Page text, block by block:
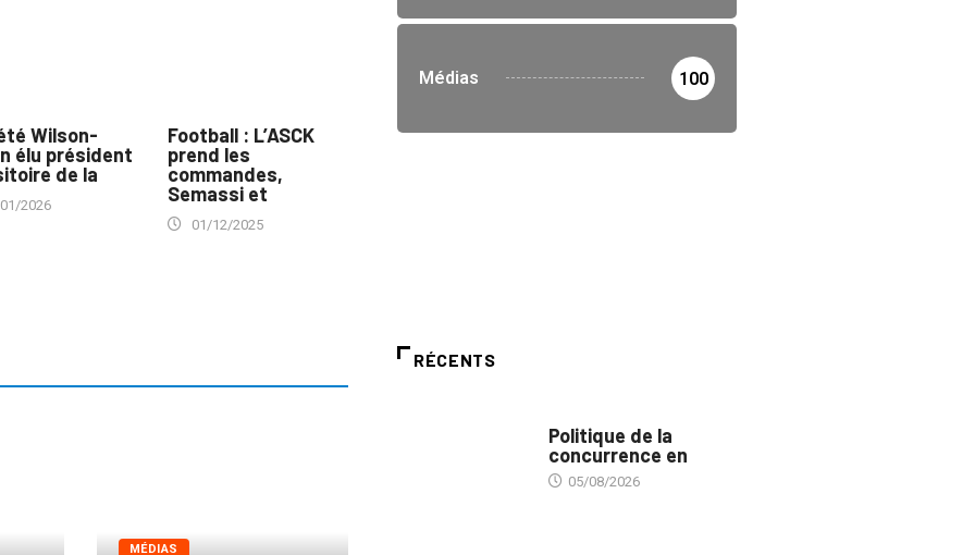
Wilson-
élu président
de la
2026
Football : L’ASCK
prend les
commandes,
Semassi et
01/12/2025
Médias 100
MÉDIAS
RÉCENTS
Politique de la
concurrence en
05/08/2026